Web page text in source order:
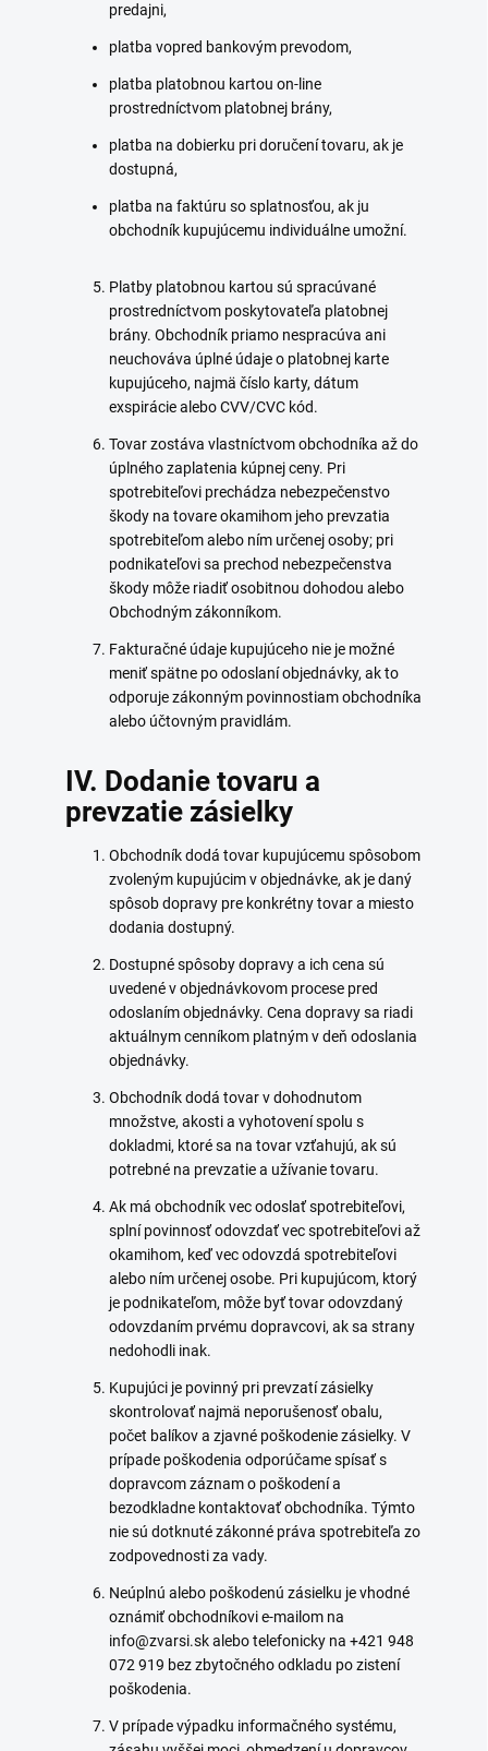
predajni,
platba vopred bankovým prevodom,
platba platobnou kartou on-line
prostredníctvom platobnej brány,
platba na dobierku pri doručení tovaru, ak je
dostupná,
platba na faktúru so splatnosťou, ak ju
obchodník kupujúcemu individuálne umožní.
Platby platobnou kartou sú spracúvané
prostredníctvom poskytovateľa platobnej
brány. Obchodník priamo nespracúva ani
neuchováva úplné údaje o platobnej karte
kupujúceho, najmä číslo karty, dátum
exspirácie alebo CVV/CVC kód.
Tovar zostáva vlastníctvom obchodníka až do
úplného zaplatenia kúpnej ceny. Pri
spotrebiteľovi prechádza nebezpečenstvo
škody na tovare okamihom jeho prevzatia
spotrebiteľom alebo ním určenej osoby; pri
podnikateľovi sa prechod nebezpečenstva
škody môže riadiť osobitnou dohodou alebo
Obchodným zákonníkom.
Fakturačné údaje kupujúceho nie je možné
meniť spätne po odoslaní objednávky, ak to
odporuje zákonným povinnostiam obchodníka
alebo účtovným pravidlám.
IV. Dodanie tovaru a
prevzatie zásielky
Obchodník dodá tovar kupujúcemu spôsobom
zvoleným kupujúcim v objednávke, ak je daný
spôsob dopravy pre konkrétny tovar a miesto
dodania dostupný.
Dostupné spôsoby dopravy a ich cena sú
uvedené v objednávkovom procese pred
odoslaním objednávky. Cena dopravy sa riadi
aktuálnym cenníkom platným v deň odoslania
objednávky.
Obchodník dodá tovar v dohodnutom
množstve, akosti a vyhotovení spolu s
dokladmi, ktoré sa na tovar vzťahujú, ak sú
potrebné na prevzatie a užívanie tovaru.
Ak má obchodník vec odoslať spotrebiteľovi,
splní povinnosť odovzdať vec spotrebiteľovi až
okamihom, keď vec odovzdá spotrebiteľovi
alebo ním určenej osobe. Pri kupujúcom, ktorý
je podnikateľom, môže byť tovar odovzdaný
odovzdaním prvému dopravcovi, ak sa strany
nedohodli inak.
Kupujúci je povinný pri prevzatí zásielky
skontrolovať najmä neporušenosť obalu,
počet balíkov a zjavné poškodenie zásielky. V
prípade poškodenia odporúčame spísať s
dopravcom záznam o poškodení a
bezodkladne kontaktovať obchodníka. Týmto
nie sú dotknuté zákonné práva spotrebiteľa zo
zodpovednosti za vady.
Neúplnú alebo poškodenú zásielku je vhodné
oznámiť obchodníkovi e-mailom na
info@zvarsi.sk alebo telefonicky na +421 948
072 919 bez zbytočného odkladu po zistení
poškodenia.
V prípade výpadku informačného systému,